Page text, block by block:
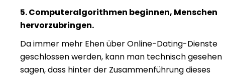
5. Computeralgorithmen beginnen, Menschen
hervorzubringen.
Da immer mehr Ehen über Online-Dating-Dienste
geschlossen werden, kann man technisch gesehen
sagen, dass hinter der Zusammenführung dieses